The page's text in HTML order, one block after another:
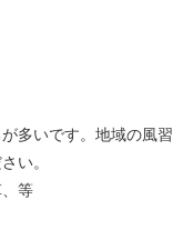
多いです。地域の風習
い。
等